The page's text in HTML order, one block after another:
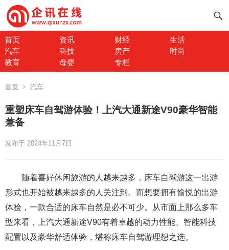
首页 资讯 财经
生活
汽车
科技 房产
时尚
教育
母婴 专栏
首页 汽车
重塑床车自驾游体验！上汽大通新途V90豪华智能
兼备
发布于 2024年11月7日
随着喜好休闲旅游的人越来越多，床车自驾游这一出游
形式也开始被越来越多的人关注到。而想要拥有愉悦的出游
体验，一款合适的床车自然是必不可少。从市面上那么多车
型来看，上汽大通新途V90有着卓越的动力性能、智能科技
配置以及豪华舒适体验，堪称床车自驾游理想之选。